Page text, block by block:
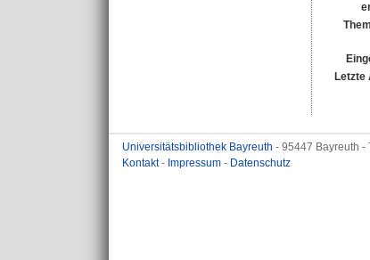
Letzte
Universitätsbibliothek Bayreuth - 95447 Bayreuth -
Kontakt- Impressum - Datenschutz